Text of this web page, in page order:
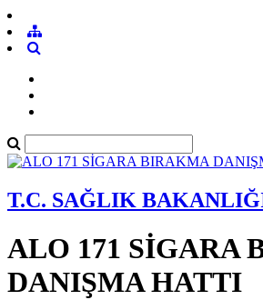
T.C. SAĞLIK
ALO 171 SİGARA
DANIŞMA HATTI